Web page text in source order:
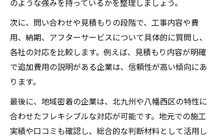
次に、問い合わせや見積もりの段階で、工事内容や費
用、納期、アフターサービスについて具体的に質問し、
各社の対応を比較します。例えば、見積もり内容が明確
で追加費用の説明がある企業は、信頼性が高い傾向にあ
ります。
最後に、地域密着の企業は、北九州や八幡西区の特性に
合わせたフレキシブルな対応が可能です。地元での施工
実績や口コミも確認し、総合的な判断材料として活用し